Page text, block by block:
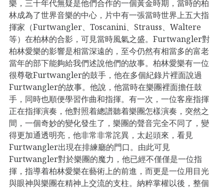
樂，三十年代無疑是他們合作的一個黃金時期，當時的柏
林成為了世界音樂的中心，片中有一張當時世界上五大指
揮家（Furtwangler、Toscanini、Strauss、Waltere
等）在柏林的合影，可見當時風氣之盛。Furtwangler對
柏林愛樂的影響是相當深遠的，至今仍然有相當多的富老
當年的部下能夠給我們述說他們的故事。柏林愛樂有一位
很尊敬Furtwangler的鼓手，他在多個紀錄片裡面說過
Furtwangler的故事。他說，他當時在樂團裡面擔任鼓
手，同時也順便學習作曲和指揮。有一次，一位客座指揮
正在指揮演奏，他對照着總譜聽着樂團怎樣演奏，突然之
間，一個奇妙的變化發生了，樂團的聲音完全不同了，變
得更加通透明亮，他非常非常詫異，太起頭來，看見
Furtwangler出現在排練廳的門口。由此可見
Furtwangler對於樂團的魔力，他已經不僅僅是一位指
揮，指導着柏林愛樂在藝術上的前進，而更是一位用目光
與眼神與樂團在精神上交流的支柱。納粹掌權以後，整個